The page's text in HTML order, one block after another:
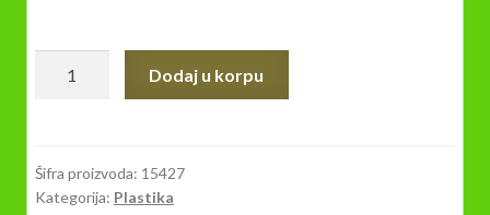
plastčni
količina
Dodaj u korpu
Šifra proizvoda: 15427
Kategorija: Plastika